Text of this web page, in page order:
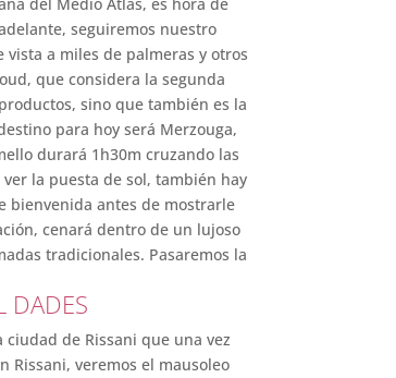
del Medio Atlas, es hora de
seguiremos nuestro
a miles de palmeras y otros
que considera la segunda
sino que también es la
para hoy será Merzouga,
durará 1h30m cruzando las
la puesta de sol, también hay
bienvenida antes de mostrarle
cenará dentro de un lujoso
tradicionales. Pasaremos la
DADES
de Rissani que una vez
Rissani, veremos el mausoleo